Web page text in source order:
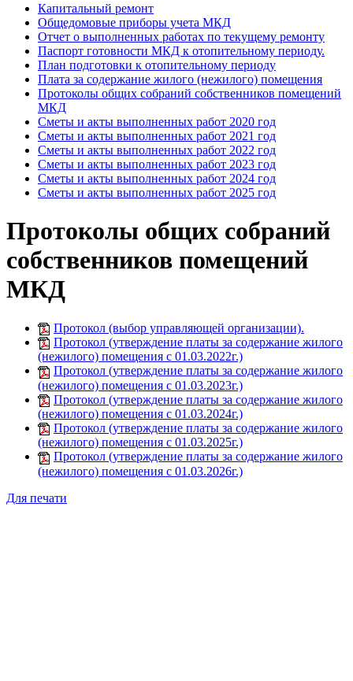
Капитальный ремонт
Общедомовые приборы учета МКД
Отчет о выполненных работах по текущему ремонту
Паспорт готовности МКД к отопительному периоду.
План подготовки к отопительному периоду
Плата за содержание жилого (нежилого) помещения
Протоколы общих собраний собственников помещений
МКД
Сметы и акты выполненных работ 2020 год
Сметы и акты выполненных работ 2021 год
Сметы и акты выполненных работ 2022 год
Сметы и акты выполненных работ 2023 год
Сметы и акты выполненных работ 2024 год
Сметы и акты выполненных работ 2025 год
Протоколы общих собраний
собственников помещений
МКД
Протокол (выбор управляющей организации).
Протокол (утверждение платы за содержание жилого
(нежилого) помещения с 01.03.2022г.)
Протокол (утверждение платы за содержание жилого
(нежилого) помещения с 01.03.2023г.)
Протокол (утверждение платы за содержание жилого
(нежилого) помещения с 01.03.2024г.)
Протокол (утверждение платы за содержание жилого
(нежилого) помещения с 01.03.2025г.)
Протокол (утверждение платы за содержание жилого
(нежилого) помещения с 01.03.2026г.)
Для печати